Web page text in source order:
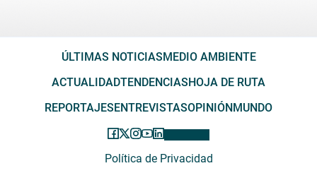
ÚLTIMAS NOTICIAS MEDIO AMBIENTE
ACTUALIDADTENDENCIAS HOJA DE RUTA
REPORTAJES ENTREVISTASOPINIÓN MUNDO
Política de Privacidad